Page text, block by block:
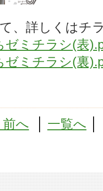
、詳しくはチ
ゼミチラシ(表
ゼミチラシ(裏
へ 一覧へ